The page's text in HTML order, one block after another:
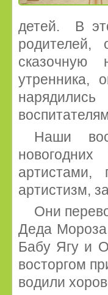
детей. В
утренника,
Наши
артистами,
артистизм,
Они
Деда
Бабу Ягу и
восторгом
водили